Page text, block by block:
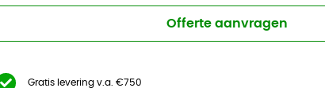
Offerte aanvragen
Gratis levering v.a. €750